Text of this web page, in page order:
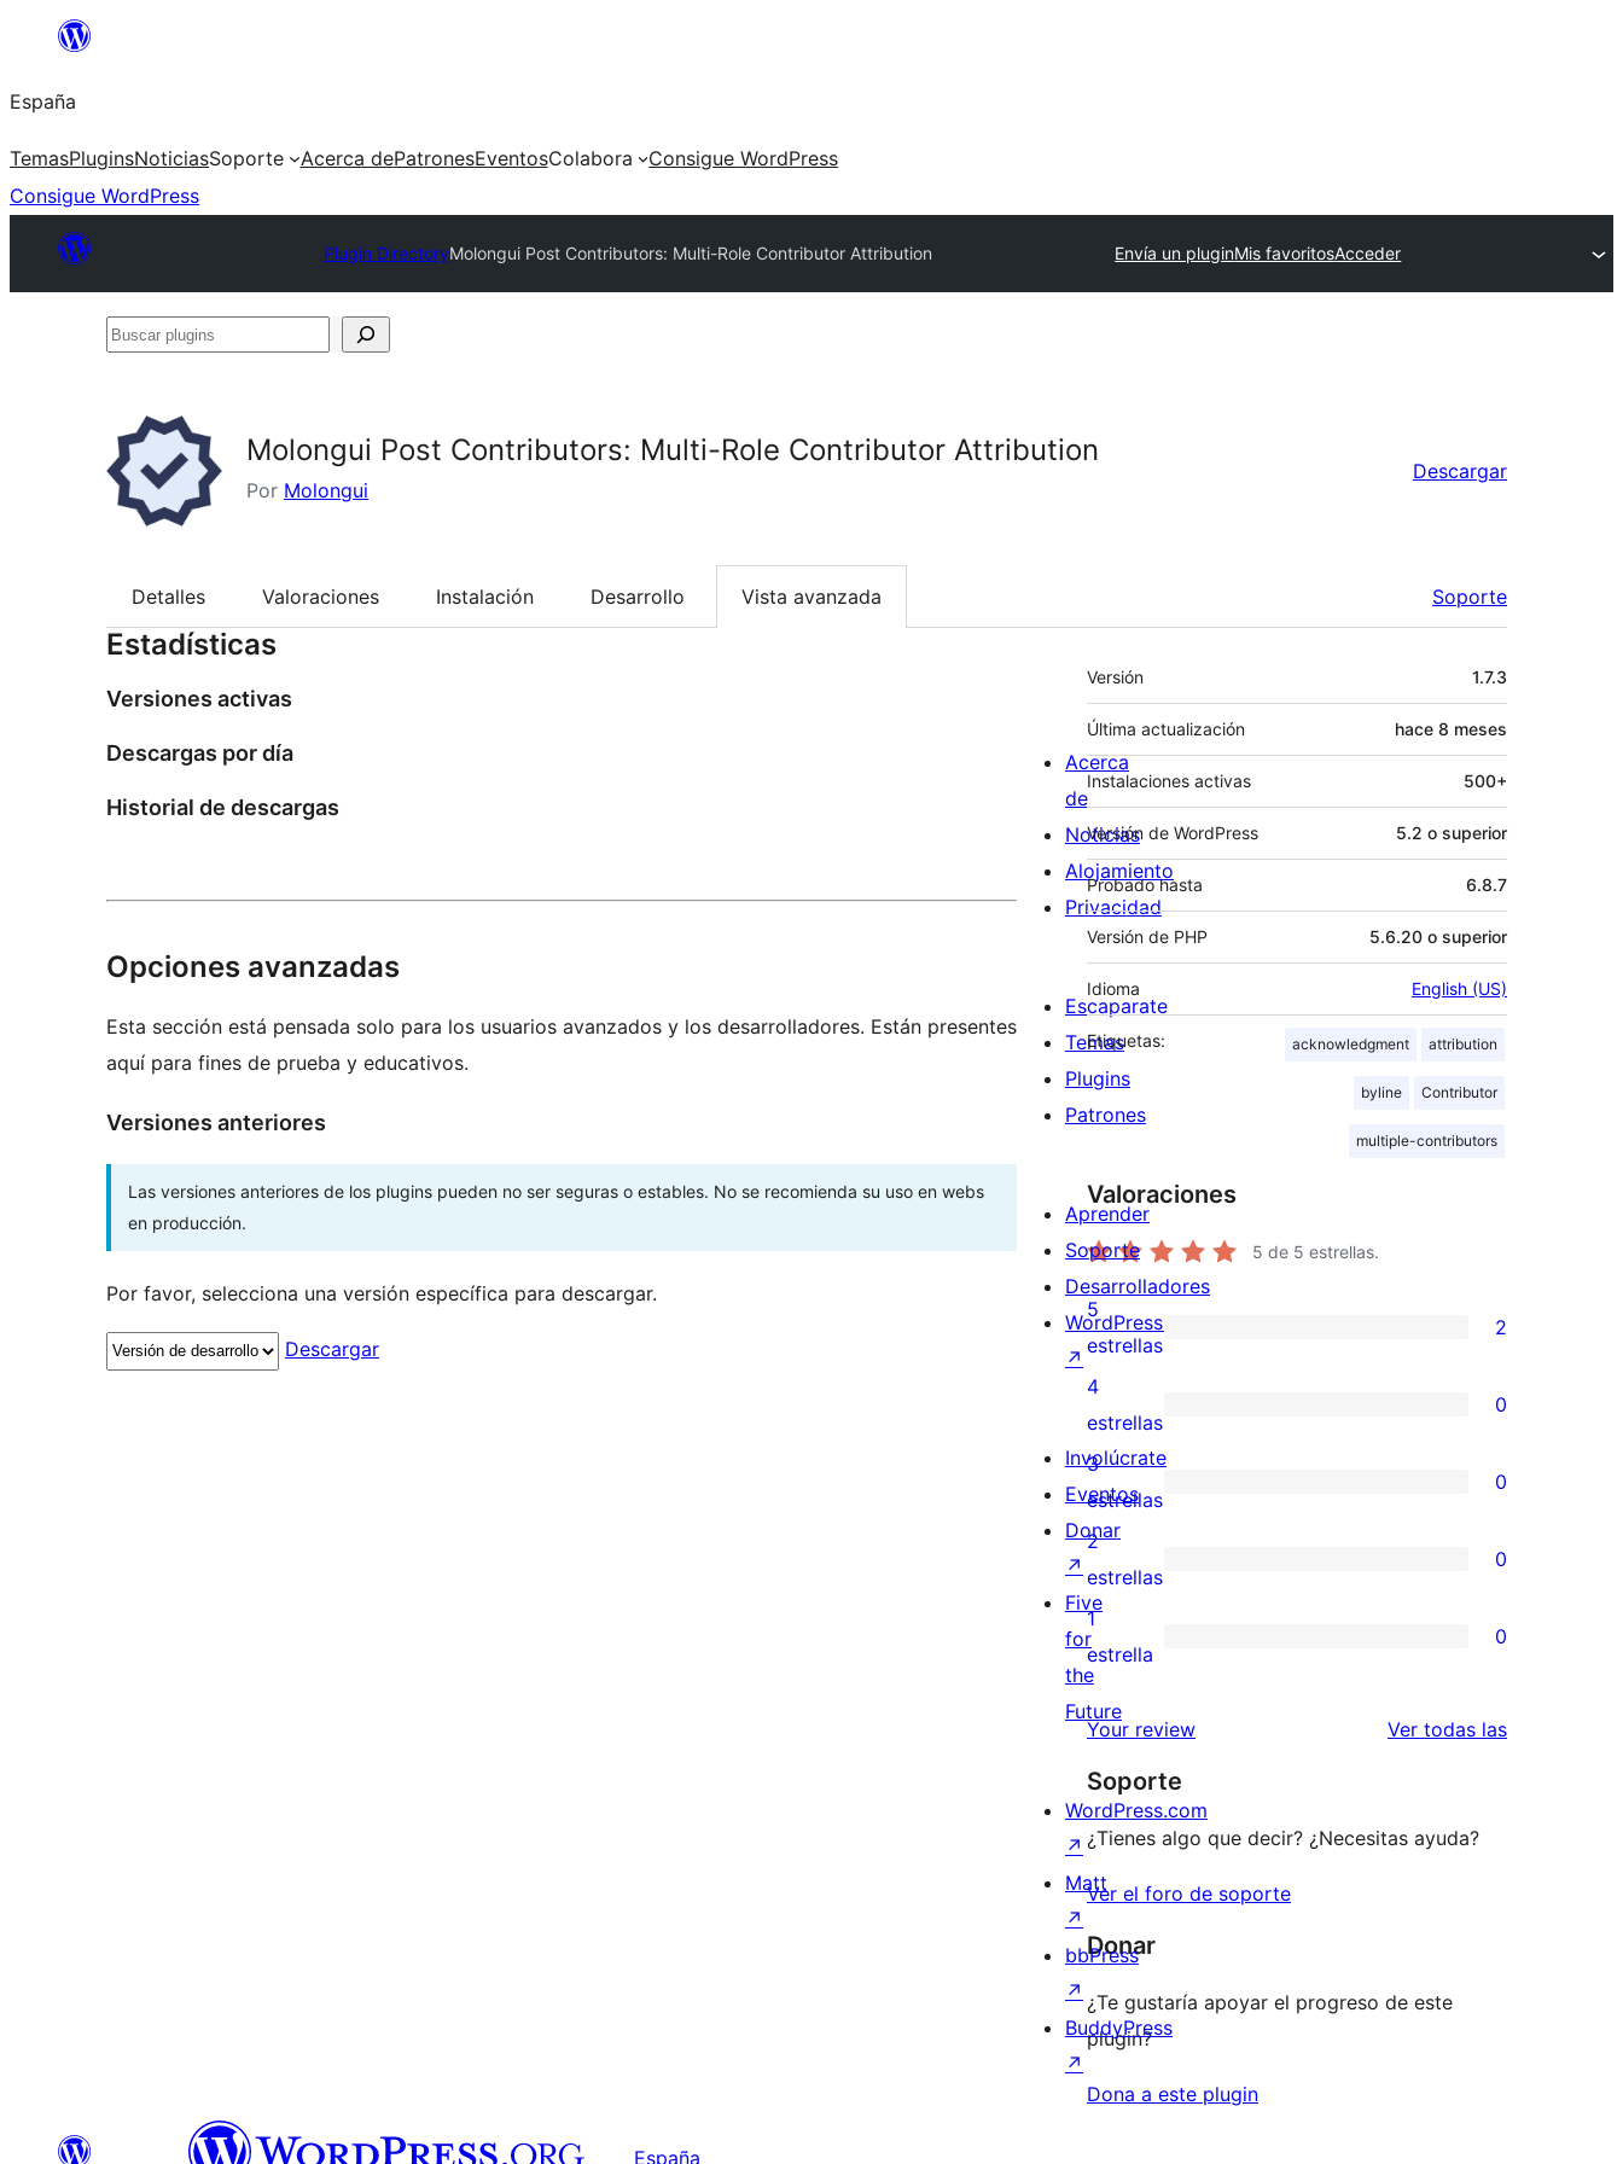
Saltar
contenido
España
TemasPluginsNoticiasSoporte Acerca dePatronesEventosColabora
Consigue WordPress
Consigue WordPress
Plugin DirectoryMolongui Post Contributors: Multi-Role Contributor Attribution Envía un pluginMis favoritosAcceder
Buscar
Molongui Post Contributors: Multi-Role Contributor Attribution
Por Molongui
Descargar
Detalles Valoraciones Instalación Desarrollo Vista avanzada Soporte
Estadísticas
Versiones activas
Descargas por día
Historial de descargas
Opciones avanzadas
Esta sección está pensada solo para los usuarios avanzados y los desarrolladores. Están presentes
aquí para fines de prueba y educativos.
Versiones anteriores
Las versiones anteriores de los plugins pueden no ser seguras o estables. No se recomienda su uso en webs
en producción.
Por favor, selecciona una versión específica para descargar.
Descargar
Meta
Versión 1.7.3
Última actualización hace 8 meses
Instalaciones activas 500+
Versión de WordPress 5.2 o superior
Probado hasta 6.8.7
Versión de PHP 5.6.20 o superior
Idioma English (US)
Etiquetas: acknowledgment attribution
byline Contributor
multiple-contributors
Valoraciones
5 de 5 estrellas.
2
valoraciones
de
5
estrellas
5
estrellas
2
0
valoraciones
de
4
estrellas
4
estrellas
0
0
valoraciones
de
3
estrellas
3
estrellas
0
0
valoraciones
de
2
estrellas
2
estrellas
0
0
valoraciones
de
estrellas
1
estrella
0
Your review Ver todas lasvaloraciones
Soporte
¿Tienes algo que decir? ¿Necesitas ayuda?
Ver el foro de soporte
Donar
¿Te gustaría apoyar el progreso de este
plugin?
Dona a este plugin
Acerca
de
Noticias
Alojamiento
Privacidad
Escaparate
Temas
Plugins
Patrones
Aprender
Soporte
Desarrolladores
WordPress.tv
↗
Involúcrate
Eventos
Donar
↗
Five
for
the
Future
WordPress.com
↗
Matt
↗
bbPress
↗
BuddyPress
↗
España